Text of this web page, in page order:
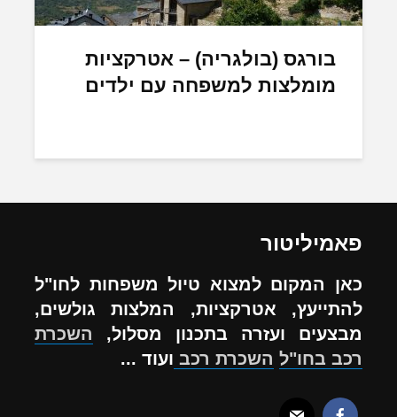
בורגס (בולגריה) – אטרקציות
מומלצות למשפחה עם ילדים
פאמיליטור
כאן המקום למצוא טיול משפחות לחו"ל
להתייעץ, אטרקציות, המלצות גולשים,
מבצעים ועזרה בתכנון מסלול, השכרת
רכב בחו"ל השכרת רכב ועוד ...